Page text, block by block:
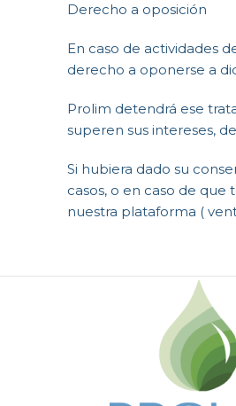
Derecho a oposición
En caso de actividades
derecho a oponerse a
Prolim detendrá ese
superen sus intereses,
Si hubiera dado su
casos, o en caso de
nuestra plataforma (